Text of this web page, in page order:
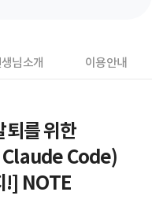
님소개 이용안내
퇴를 위한
Code)
!] NOTE